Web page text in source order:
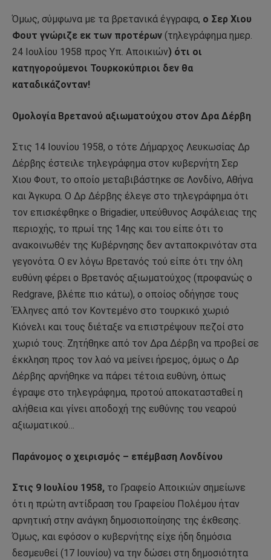
Όμως, σύμφωνα με τα βρετανικά έγγραφα, ο Σερ Χιου
Φουτ γνώριζε εκ των προτέρων (τηλεγράφημα ημερ.
24 Ιουλίου 1958 προς Υπ. Αποικιών) ότι οι
κατηγορούμενοι Τουρκοκύπριοι δεν θα
καταδικάζονταν!
Ομολογία Βρετανού αξιωματούχου στον Δρα Δέρβη
Στις 14 Ιουνίου 1958, ο τότε Δήμαρχος Λευκωσίας Δρ
Δέρβης έστειλε τηλεγράφημα στον κυβερνήτη Σερ
Χιου Φουτ, το οποίο μεταβιβάστηκε σε Λονδίνο, Αθήνα
και Άγκυρα. Ο Δρ Δέρβης έλεγε στο τηλεγράφημα ότι
τον επισκέφθηκε ο Brigadier, υπεύθυνος Ασφάλειας της
περιοχής, το πρωί της 14ης και του είπε ότι το
ανακοινωθέν της Κυβέρνησης δεν ανταποκρινόταν στα
γεγονότα. Ο εν λόγω Βρετανός τού είπε ότι την όλη
ευθύνη φέρει ο Βρετανός αξιωματούχος (προφανώς ο
Redgrave, βλέπε πιο κάτω), ο οποίος οδήγησε τους
Έλληνες από τον Κοντεμένο στο τουρκικό χωριό
Κιόνελι και τους διέταξε να επιστρέψουν πεζοί στο
χωριό τους. Ζητήθηκε από τον Δρα Δέρβη να προβεί σε
έκκληση προς τον λαό να μείνει ήρεμος, όμως ο Δρ
Δέρβης αρνήθηκε να πάρει τέτοια ευθύνη, όπως
έγραψε στο τηλεγράφημα, προτού αποκατασταθεί η
αλήθεια και γίνει αποδοχή της ευθύνης του νεαρού
αξιωματικού…
Παράνομος ο χειρισμός – επέμβαση Λονδίνου
Στις 9 Ιουλίου 1958, το Γραφείο Αποικιών σημείωνε
ότι η πρώτη αντίδραση του Γραφείου Πολέμου ήταν
αρνητική στην ανάγκη δημοσιοποίησης της έκθεσης.
Όμως, και εφόσον ο κυβερνήτης είχε ήδη δημόσια
δεσμευθεί (17 Ιουνίου) να την δώσει στη δημοσιότητα